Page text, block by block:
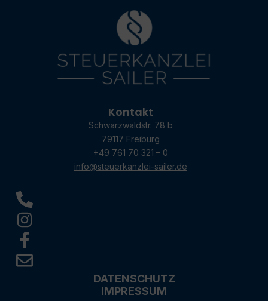
Kontakt
Schwarzwaldstr. 78 b
79117 Freiburg
+49 761 70 321 – 0
info@steuerkanzlei-sailer.de
DATENSCHUTZ
IMPRESSUM